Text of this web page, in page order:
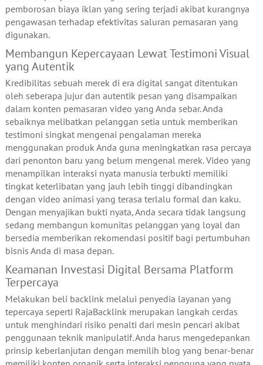
pemborosan biaya iklan yang sering terjadi akibat kurangnya
pengawasan terhadap efektivitas saluran pemasaran yang
digunakan.
Membangun Kepercayaan Lewat Testimoni Visual
yang Autentik
Kredibilitas sebuah merek di era digital sangat ditentukan
oleh seberapa jujur dan autentik pesan yang disampaikan
dalam konten pemasaran video yang Anda sebar. Anda
sebaiknya melibatkan pelanggan setia untuk memberikan
testimoni singkat mengenai pengalaman mereka
menggunakan produk Anda guna meningkatkan rasa percaya
dari penonton baru yang belum mengenal merek. Video yang
menampilkan interaksi nyata manusia terbukti memiliki
tingkat keterlibatan yang jauh lebih tinggi dibandingkan
dengan video animasi yang terasa terlalu formal dan kaku.
Dengan menyajikan bukti nyata, Anda secara tidak langsung
sedang membangun komunitas pelanggan yang loyal dan
bersedia memberikan rekomendasi positif bagi pertumbuhan
bisnis Anda di masa depan.
Keamanan Investasi Digital Bersama Platform
Terpercaya
Melakukan beli backlink melalui penyedia layanan yang
tepercaya seperti RajaBacklink merupakan langkah cerdas
untuk menghindari risiko penalti dari mesin pencari akibat
penggunaan teknik manipulatif. Anda harus mengedepankan
prinsip keberlanjutan dengan memilih blog yang benar-benar